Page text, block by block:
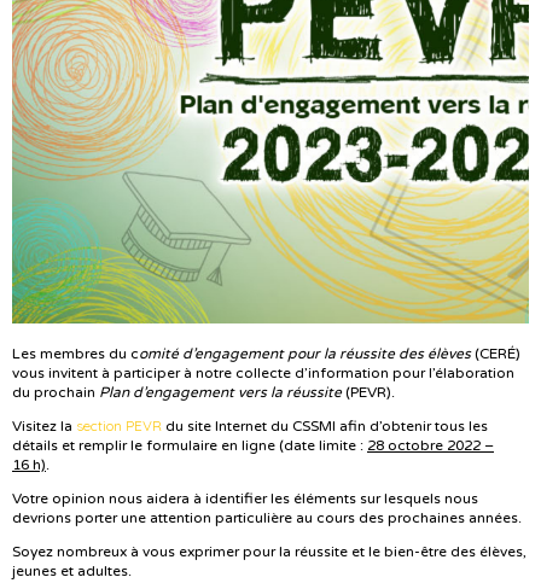
Les membres du comité d’engagement pour la réussite des élèves(CERÉ)
vous invitent à participer à notre collecte d’information pour l’élaboration
du prochain Plan d’engagement vers la réussite (PEVR).
Visitez la section PEVR du site Internet du CSSMI afin d’obtenir tous les
détails et remplir le formulaire en ligne (date limite : 28 octobre 2022 –
16 h).
Votre opinion nous aidera à identifier les éléments sur lesquels nous
devrions porter une attention particulière au cours des prochaines années.
Soyez nombreux à vous exprimer pour la réussite et le bien-être des élèves,
jeunes et adultes.